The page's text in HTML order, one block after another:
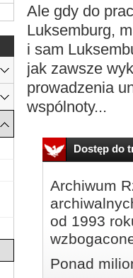
Ale gdy do
Luksemburg,
i sam
jak zawsze
prowadzenia
wspólnoty...
Dostęp do
Archiwum
od 1993
Ponad